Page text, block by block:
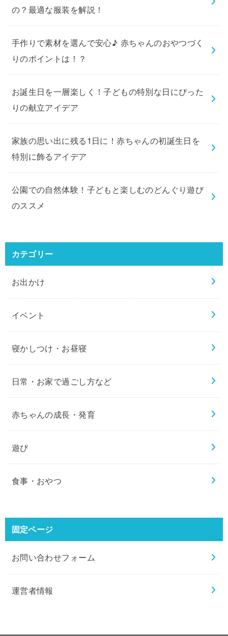
の？最適な服装を解説！
手作りで素材を選んで安心♪ 赤ちゃんのおやつづく
りのポイントは！？
お誕生日を一層楽しく！子どもの特別な日にぴった
りの献立アイデア
家族の思い出に残る1日に！赤ちゃんの初誕生日を
特別に飾るアイデア
公園での自然体験！子どもと楽しむのどんぐり遊び
のススメ
カテゴリー
お出かけ
イベント
寝かしつけ・お昼寝
日常・お家で過ごし方など
赤ちゃんの成長・発育
遊び
食事・おやつ
固定ページ
お問い合わせフォーム
運営者情報